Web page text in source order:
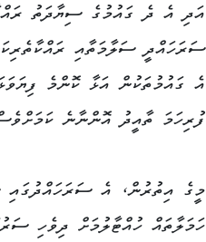
އަދި އެ ދެ ގައުމުގެ ސިޔާދަތު
ސަރަހައްދީ ސަލާމަތާއި
އެ ގައުމުތަކުން އަޅާ ކޮންމެ
ފުރިހަމަ ތާއީދު އޮންނާނެ
މީގެ އިތުރުން، އެ ސަރަހައްދުގައި
ހަމަލާތައް ހުއްޓާލުމަށް ދިވެހި